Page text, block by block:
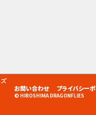
お問い合わせ プライバシー
© HIROSHIMA DRAGONFLIES